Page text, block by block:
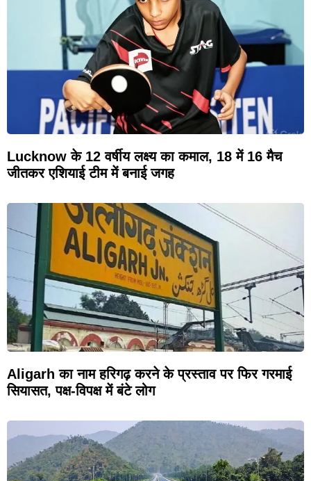
Lucknow के 12 वर्षीय लक्ष्य का कमाल, 18 में 16 मैच
जीतकर एशियाई टीम में बनाई जगह
Aligarh का नाम हरिगढ़ करने के प्रस्ताव पर फिर गरमाई
सियासत, पक्ष-विपक्ष में बंटे लोग